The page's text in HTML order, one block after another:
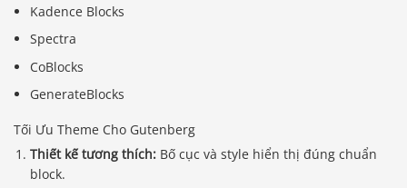
Kadence Blocks
Spectra
CoBlocks
GenerateBlocks
Tối Ưu Theme Cho Gutenberg
Thiết kế tương thích: Bố cục và style hiển thị đúng chuẩn
block.